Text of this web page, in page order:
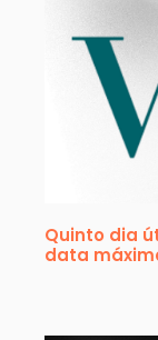
Quinto dia
data